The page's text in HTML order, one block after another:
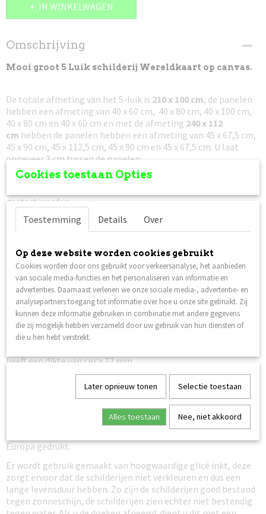
IN WINKELWAGEN
Omschrijving
Mooi groot 5 Luik schilderij Wereldkaart op canvas.
De totale afmeting van het 5-luik is 210 x 100 cm, de panelen
hebben een afmeting van 40 x 60 cm, 40 x 80 cm, 40 x 100 cm,
40 x 80 cm en 40 x 60 cm en met de afmeting 240 x 112
cm hebben de panelen hebben een afmeting van 45 x 67,5 cm,
45 x 90 cm, 45 x 112,5 cm, 45 x 90 cm en 45 x 67,5 cm. U laat
ongeveer 3 cm tussen de panelen.
Niet goed, geld terug!Mocht het canvas schilderij u niet
gestort worden.
Prijs is incl. verzendkosten, het pakket is verzekerd tegen
beschadiging en/of vermissing. In dat geval krijgt u van ons
Verzenden naar België is ook mogelijk, er worden ook hier geen
verzendkosten voor berekend. (andere Europese landen op
aanvraag).
Het schilderij Wereldkaart is leverbaar als 5-luik in de
afmeting 210 x 100 cm en 240 x 112 cm.
De canvas doeken zijn gespannen om een houten frame en
heeft een dikte van circa 12 mm.
schilderij heeft een totaal gewicht van circa 4 kilogram.
Uiteraard is het ook mogelijk de schilderijen aan een haakje op
Alle schilderijen zijn van hoogwaardige kwaliteit en worden in
Europa gedrukt.
Er wordt gebruik gemaakt van hoogwaardige glicé inkt, deze
zorgt ervoor dat de schilderijen niet verkleuren en dus een
lange levensduur hebben. Zo zijn de schilderijen goed bestand
tegen zonneschijn, de schilderijen zien echter niet bestendig
Cookies toestaan Opties
Toestemming Details Over
Op deze website worden cookies gebruikt
Cookies worden door ons gebruikt voor verkeersanalyse, het aanbieden
van sociale media-functies en het personaliseren van informatie en
advertenties. Daarnaast verlenen we onze sociale media-, advertentie- en
analysepartners toegang tot informatie over hoe u onze site gebruikt. Zij
kunnen deze informatie gebruiken in combinatie met andere gegevens
die zij mogelijk hebben verzameld door uw gebruik van hun diensten of
die u hen hebt verstrekt.
Later opnieuw tonen Selectie toestaan
Alles toestaan Nee, niet akkoord